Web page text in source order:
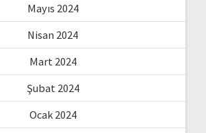
Mayıs 2024
Nisan 2024
Mart 2024
Şubat 2024
Ocak 2024